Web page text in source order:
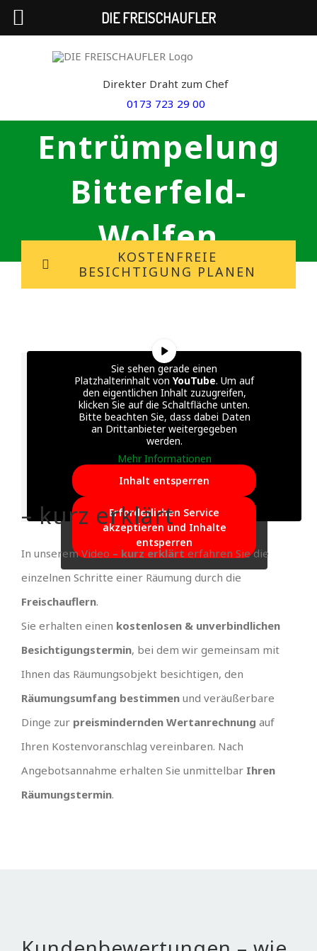
Direkter Draht zum Chef
0173 723 29 00
Entrümpelung
Bitterfeld-
Wolfen
KOSTENFREIE
BESICHTIGUNG PLANEN
Sie sehen gerade einen
Platzhalterinhalt von YouTube. Um auf
den eigentlichen Inhalt zuzugreifen,
klicken Sie auf die Schaltfläche unten.
Bitte beachten Sie, dass dabei Daten
an Drittanbieter weitergegeben
werden.
Mehr Informationen
Inhalt entsperren
Erforderlichen Service
akzeptieren und Inhalte
entsperren
– kurz erklärt
In unserem Video – kurz erklärt erfahren Sie die
einzelnen Schritte einer Räumung durch die
Freischauflern.
Sie erhalten einen kostenlosen & unverbindlichen
Besichtigungstermin, bei dem wir gemeinsam mit
Ihnen das Räumungsobjekt besichtigen, den
Räumungsumfang bestimmen und veräußerbare
Dinge zur preismindernden Wertanrechnung auf
Ihren Kostenvoranschlag vereinbaren. Nach
Angebotsannahme erhalten Sie unmittelbar Ihren
Räumungstermin.
DIE FREISCHAUFLER